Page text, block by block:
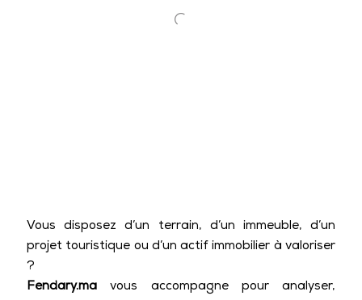
Vous disposez d’un terrain, d’un immeuble, d’un
projet touristique ou d’un actif immobilier à valoriser
?
Fendary.ma vous accompagne pour analyser,